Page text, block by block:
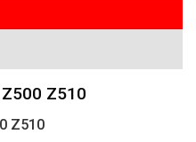
Z510
Z510